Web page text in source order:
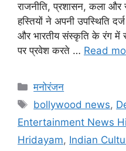
राजनीति, प्रशासन, कला और
हस्तियों ने अपनी उपस्थिति
और भारतीय संस्कृति के रंग में
पर प्रवेश करते … Read
मनोरंजन
bollywood news,
Entertainment News
Hridayam, Indian